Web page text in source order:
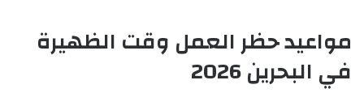
مواعيد حظر العمل وقت الظهيرة
في البحرين 2026